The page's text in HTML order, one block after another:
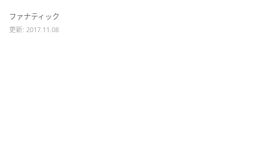
ファナティック
更新: 2017.11.08